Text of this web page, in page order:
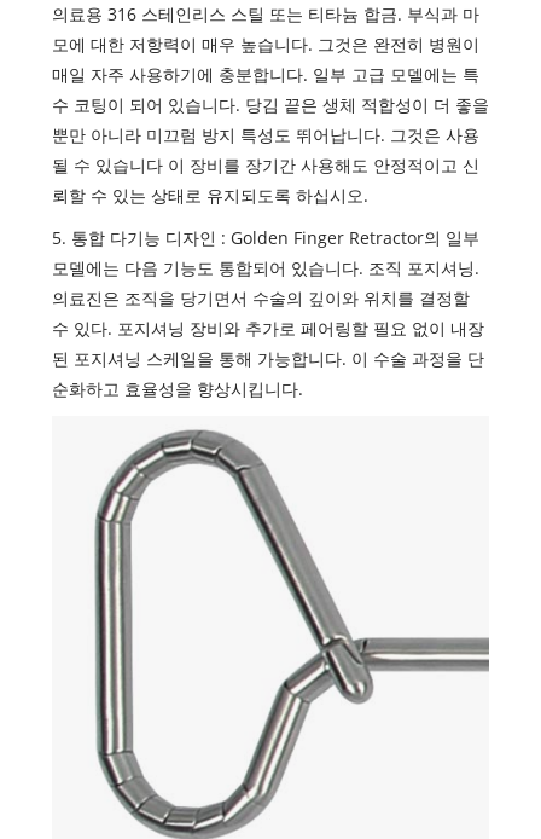
의료용 316 스테인리스 스틸 또는 티타늄 합금. 부식과 마
모에 대한 저항력이 매우 높습니다. 그것은 완전히 병원이
매일 자주 사용하기에 충분합니다. 일부 고급 모델에는 특
수 코팅이 되어 있습니다. 당김 끝은 생체 적합성이 더 좋을
뿐만 아니라 미끄럼 방지 특성도 뛰어납니다. 그것은 사용
될 수 있습니다 이 장비를 장기간 사용해도 안정적이고 신
뢰할 수 있는 상태로 유지되도록 하십시오.
5. 통합 다기능 디자인 : Golden Finger Retractor의 일부
모델에는 다음 기능도 통합되어 있습니다. 조직 포지셔닝.
의료진은 조직을 당기면서 수술의 깊이와 위치를 결정할
수 있다. 포지셔닝 장비와 추가로 페어링할 필요 없이 내장
된 포지셔닝 스케일을 통해 가능합니다. 이 수술 과정을 단
순화하고 효율성을 향상시킵니다.